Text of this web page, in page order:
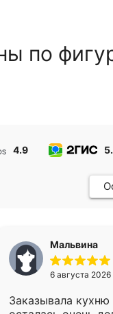
по
4.9
Мальвина
6 августа 2026
Заказывала кухню